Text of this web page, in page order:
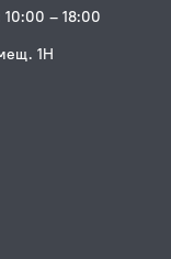
10:00 – 18:00
1Н